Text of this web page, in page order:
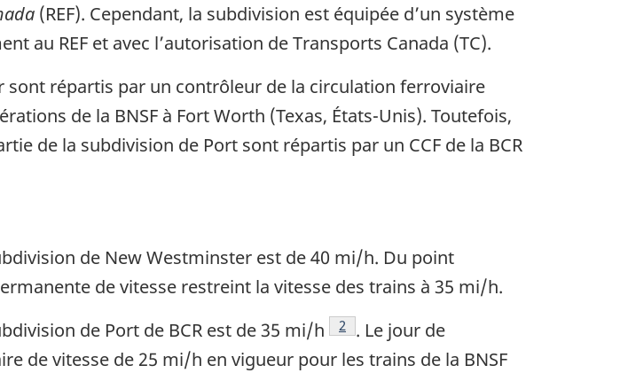
(REF). Cependant, la subdivision est équipée d’un système
au REF et avec l’autorisation de Transports Canada (TC).
répartis par un contrôleur de la circulation ferroviaire
de la BNSF à Fort Worth (Texas, États-Unis). Toutefois,
de la subdivision de Port sont répartis par un CCF de la BCR
de New Westminster est de 40 mi/h. Du point
de vitesse restreint la vitesse des trains à 35 mi/h.
de Port de BCR est de 35 mi/h
2
. Le jour de
de vitesse de 25 mi/h en vigueur pour les trains de la BNSF